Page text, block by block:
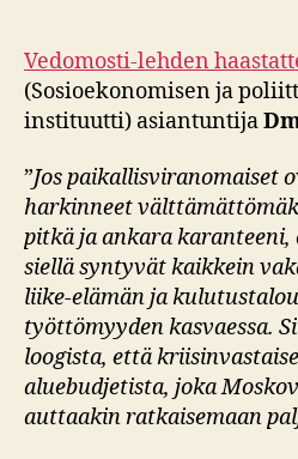
Vedomosti-lehden
(Sosioekonomisen ja
instituutti) asiantuntija
”Jos paikallisviranomaiset
harkinneet
pitkä ja ankara
siellä syntyvät kaikkein
liike-elämän ja
työttömyyden kasvaessa.
loogista, että
aluebudjetista, joka
auttaakin ratkaisemaan